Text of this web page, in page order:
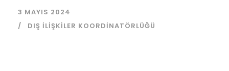
3 MAYIS 2024
DIŞ İLIŞKILER KOORDINATÖRLÜĞÜ